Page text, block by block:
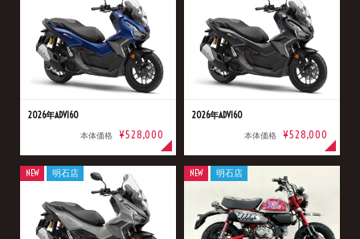
2026年ADV160
本体価格 ¥528,000
2026年ADV160
本体価格 ¥528,000
NEW 明石店 NEW 明石店